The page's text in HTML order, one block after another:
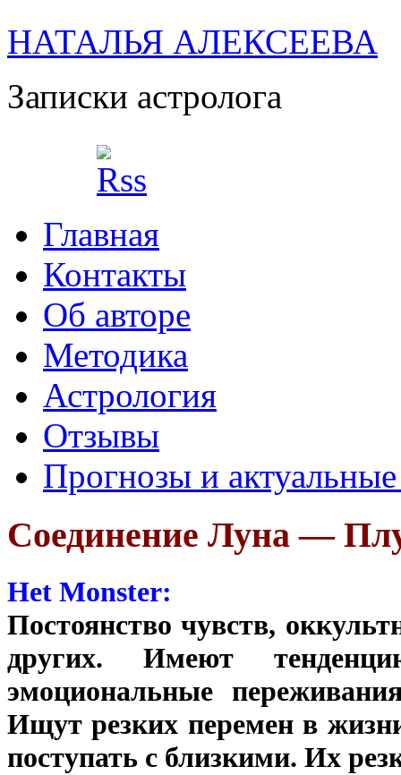
НАТАЛЬЯ АЛЕКСЕЕВА
Записки астролога
Главная
Контакты
Об авторе
Методика
Астрология
Отзывы
Прогнозы и
Соединение Луна —
Het Monster:
Постоянство чувств,
других. Имеют
эмоциональные
Ищут резких перемен в
поступать с близкими. Их